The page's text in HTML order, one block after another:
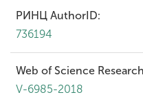
РИНЦ AuthorID:
736194
Web of Science
V-6985-2018